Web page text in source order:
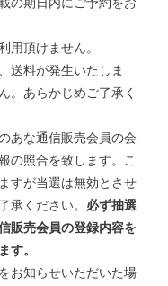
用頂けません。
送料が発生いたしま
。あらかじめご了承く
あな通信販売会員の会
の照合を致します。こ
すが当選は無効とさせ
承ください。 必ず抽選
販売会員の登録内容を
す。
お知らせいただいた場